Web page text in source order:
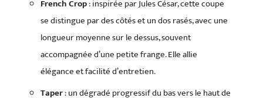
French Crop: inspirée par Jules César, cette coupe
se distingue par des côtés et un dos rasés, avec une
longueur moyenne sur le dessus, souvent
accompagnée d’une petite frange. Elle allie
élégance et facilité d’entretien.
Taper: un dégradé progressif du bas vers le haut de